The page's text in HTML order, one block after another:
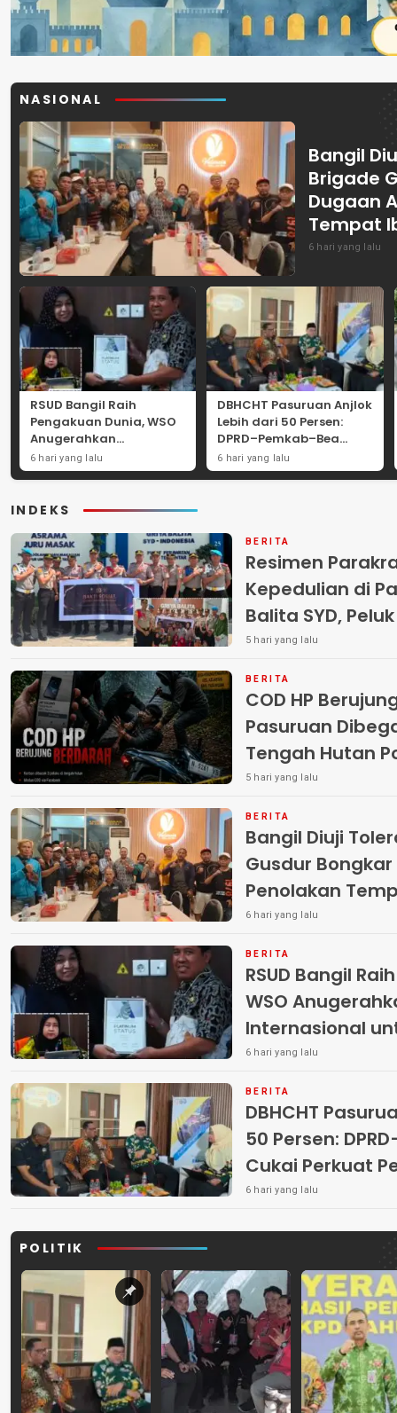
NASIONAL
Bangil
Brigade
Dugaan
Tempat
6 hari yang lalu
RSUD Bangil Raih
Pengakuan Dunia, WSO
Anugerahkan
Penghargaan
Internasional untuk
6 hari yang lalu
DBHCHT Pasuruan Anjlok
Lebih dari 50 Persen:
DPRD–Pemkab–Bea
Cukai Perkuat Perang
Melawan Peredaran
6 hari yang lalu
INDEKS
BERITA
Resimen
Kepedulian di
Balita SYD,
Terlantar
5 hari yang lalu
BERITA
COD HP
Pasuruan
Tengah Hutan Polisi Buru Tiga
Pelaku
5 hari yang lalu
BERITA
Bangil Diuji
Gusdur
Penolakan
6 hari yang lalu
BERITA
RSUD Bangil
WSO
Internasional
6 hari yang lalu
BERITA
DBHCHT
50 Persen:
Cukai Perkuat
Peredaran
6 hari yang lalu
POLITIK